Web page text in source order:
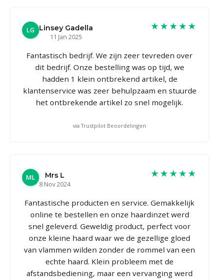
LG
Linsey Gadella
11 Jan 2025
★★★★★
Fantastisch bedrijf. We zijn zeer tevreden over
dit bedrijf. Onze bestelling was op tijd, we
hadden 1 klein ontbrekend artikel, de
klantenservice was zeer behulpzaam en stuurde
het ontbrekende artikel zo snel mogelijk.
via Trustpilot Beoordelingen
ML
Mrs L
8 Nov 2024
★★★★★
Fantastische producten en service. Gemakkelijk
online te bestellen en onze haardinzet werd
snel geleverd. Geweldig product, perfect voor
onze kleine haard waar we de gezellige gloed
van vlammen wilden zonder de rommel van een
echte haard. Klein probleem met de
afstandsbediening, maar een vervanging werd